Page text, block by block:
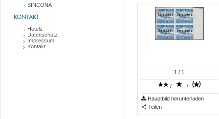
SINCONA
KONTAKT
Hotels
Datenschutz
Impressum
Kontakt
1 / 1
/ /
Hauptbild herunterladen
Teilen